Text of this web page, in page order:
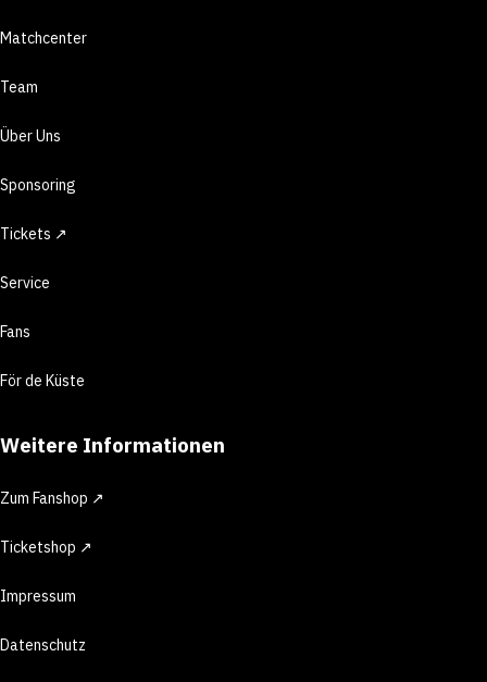
Matchcenter
Team
Über Uns
Sponsoring
Tickets ↗
Service
Fans
För de Küste
Weitere Informationen
Zum Fanshop ↗
Ticketshop ↗
Impressum
Datenschutz